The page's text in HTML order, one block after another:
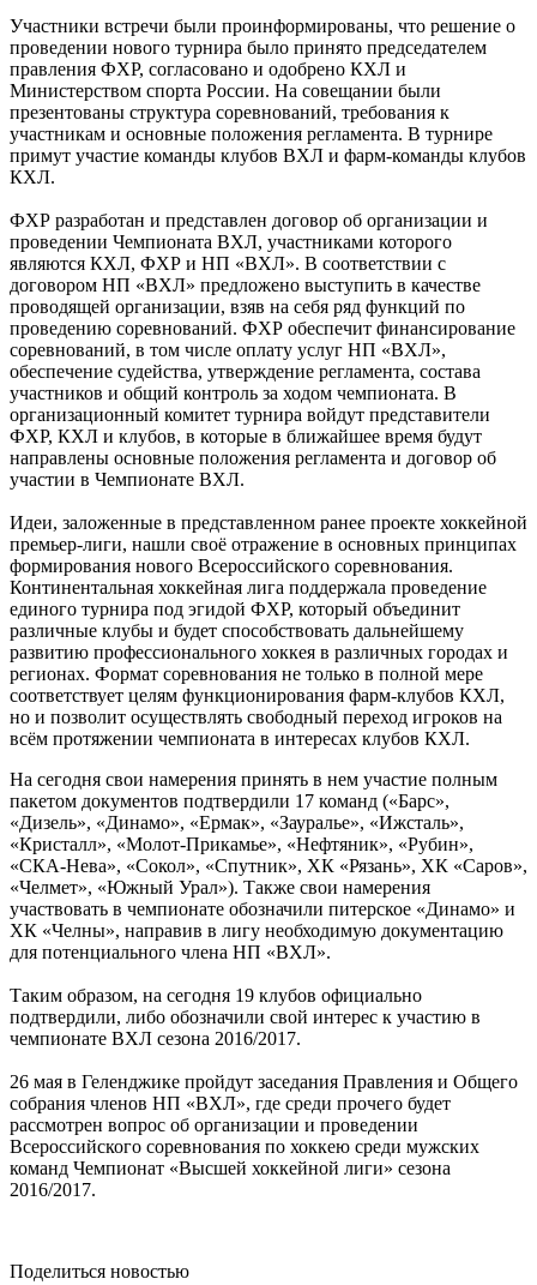
Участники встречи были проинформированы, что решение о
проведении нового турнира было принято председателем
правления ФХР, согласовано и одобрено КХЛ и
Министерством спорта России. На совещании были
презентованы структура соревнований, требования к
участникам и основные положения регламента. В турнире
примут участие команды клубов ВХЛ и фарм-команды клубов
КХЛ.
ФХР разработан и представлен договор об организации и
проведении Чемпионата ВХЛ, участниками которого
являются КХЛ, ФХР и НП «ВХЛ». В соответствии с
договором НП «ВХЛ» предложено выступить в качестве
проводящей организации, взяв на себя ряд функций по
проведению соревнований. ФХР обеспечит финансирование
соревнований, в том числе оплату услуг НП «ВХЛ»,
обеспечение судейства, утверждение регламента, состава
участников и общий контроль за ходом чемпионата. В
организационный комитет турнира войдут представители
ФХР, КХЛ и клубов, в которые в ближайшее время будут
направлены основные положения регламента и договор об
участии в Чемпионате ВХЛ.
Идеи, заложенные в представленном ранее проекте хоккейной
премьер-лиги, нашли своё отражение в основных принципах
формирования нового Всероссийского соревнования.
Континентальная хоккейная лига поддержала проведение
единого турнира под эгидой ФХР, который объединит
различные клубы и будет способствовать дальнейшему
развитию профессионального хоккея в различных городах и
регионах. Формат соревнования не только в полной мере
соответствует целям функционирования фарм-клубов КХЛ,
но и позволит осуществлять свободный переход игроков на
всём протяжении чемпионата в интересах клубов КХЛ.
На сегодня свои намерения принять в нем участие полным
пакетом документов подтвердили 17 команд («Барс»,
«Дизель», «Динамо», «Ермак», «Зауралье», «Ижсталь»,
«Кристалл», «Молот-Прикамье», «Нефтяник», «Рубин»,
«СКА-Нева», «Сокол», «Спутник», ХК «Рязань», ХК «Саров»,
«Челмет», «Южный Урал»). Также свои намерения
участвовать в чемпионате обозначили питерское «Динамо» и
ХК «Челны», направив в лигу необходимую документацию
для потенциального члена НП «ВХЛ».
Таким образом, на сегодня 19 клубов официально
подтвердили, либо обозначили свой интерес к участию в
чемпионате ВХЛ сезона 2016/2017.
26 мая в Геленджике пройдут заседания Правления и Общего
собрания членов НП «ВХЛ», где среди прочего будет
рассмотрен вопрос об организации и проведении
Всероссийского соревнования по хоккею среди мужских
команд Чемпионат «Высшей хоккейной лиги» сезона
2016/2017.
Поделиться новостью